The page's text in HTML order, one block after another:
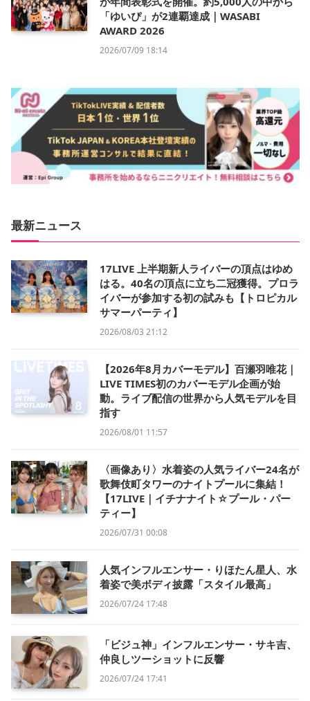
「ゆいぴ」が2連覇達成｜WASABI
AWARD 2026
2026/07/09 18:14
最新ニュース
17LIVE 上半期新人ライバーの頂点はゆめ
はる。40名の頂点に立ち二冠獲得。プロラ
イバーが参加する初の試みも【トロピカル
サマーパーティ】
2026/08/03 21:12
【2026年8月カバーモデル】百瀬羽唯花｜
LIVE TIMES初のカバーモデル企画が始
動。ライブ配信の世界から人気モデルを目
指す
2026/08/01 11:57
〈画像あり〉水着姿の人気ライバー24名が
歌舞伎町タワーのナイトプールに集結！
【17LIVE｜イチナナイト☆プール・パー
ティー】
2026/07/31 00:08
人気インフルエンサー・りほたん星人、水
着姿で美ボディ披露「スタイル最高」
2026/07/24 17:48
「ビジュ神」インフルエンサー・サキ吉、
仲良しツーショットに反響
2026/07/24 17:41